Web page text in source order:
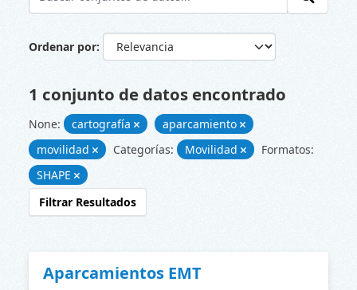
Ordenar por
1 conjunto de datos encontrado
None: cartografía
aparcamiento
movilidad
Categorías: Movilidad
Formatos:
SHAPE
Filtrar Resultados
Aparcamientos EMT